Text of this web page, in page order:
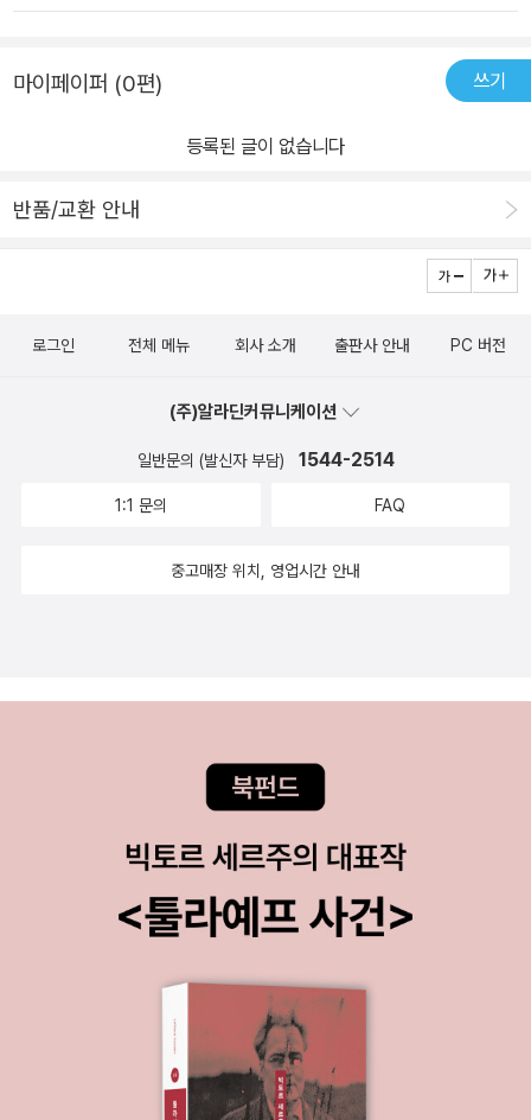
감 넘치고 흥미진진한 장면들에 재치있게다양한 물건들을 숨겨놓았
어요.숨겨진 물건들을 찾으면서엄청 뚫어져라 쳐다보다보면집중력
를 다 찾게되면자신감도 생기고,성취감도 느끼게 되요. 사물에 대
한 명칭이 한글과 영어로 적혀있어서영어노출까지 할 수 있어요.뒷부
은그림찾기 찾다보면시간도 잘가고,재밌으니깐 아이들이한번씩 펼쳐
놓고,혼자 찾기도하고,때론 같이 머리 맞대고 찾아보기도 하더라구
출시에도간편하게 챙겨다니기도 좋을듯해요. ㅡ출판사로부터 도서
를 무상제공받아 작성된 솔직한 후기입니다ㅡ
과 하다보면살짝 어려워 하는 그림이 있고조금 쉬운듯 한 난이도의
린이집 다닐땐 어려운건 잘 못찼더라구요. ^^숨은 그림에 한글뿐 아
서자연스럽게 영어 단어도 알아갈수 있어요.​이 부분이 정말 좋더라구
를 하면서집중력과 관찰력을 길러줄수 있는하이라이츠 숨은그림찾기
타는 장면, 친구들과 모래놀이 하는 장면등주제가 바다인만큼 바다와
기도 나누어 볼 수 있을것 같아요.저희 아이들은 숨은 그림 찾기를 하
것 같아요숨은그림은 진하게 표시해놓고나머지 그림을 색칠하면서
재미있어 하네요.아이들이 좋아해서 알게된 하이라이츠 숨은그림찾
^^​바다주제 다 찾으면 다른 주제들도 한번 해봐야겠어요.​​
마이페이퍼 (0편) 쓰기
등록된 글이 없습니다
반품/교환 안내
로그인 전체 메뉴 회사 소개 출판사 안내 PC 버전
(주)알라딘커뮤니케이션
일반문의 (발신자 부담) 1544-2514
1:1 문의 FAQ
중고매장 위치, 영업시간 안내